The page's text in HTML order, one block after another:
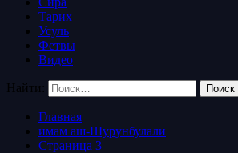
Тарих
Усуль
Фетвы
Видео
Найти:
Главная
имам аш-Шурунбулали
Страница 3